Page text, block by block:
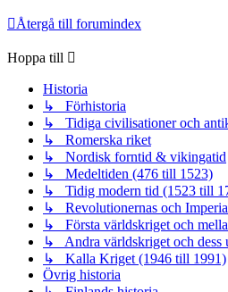
Återgå till forumindex
Hoppa till
Historia
↳ Förhistoria
↳ Tidiga civilisationer och
↳ Romerska riket
↳ Nordisk forntid & vikingatid
↳ Medeltiden (476 till 1523)
↳ Tidig modern tid (1523 till
↳ Revolutionernas och
↳ Första världskriget och
↳ Andra världskriget och dess
↳ Kalla Kriget (1946 till 1991)
Övrig historia